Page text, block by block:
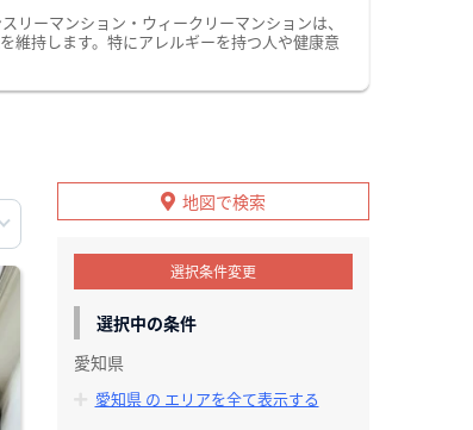
ーマンション・ウィークリーマンションは、
維持します。特にアレルギーを持つ人や健康意
地図で検索
選択条件変更
選択中の条件
愛知県
愛知県 の エリアを全て表示する